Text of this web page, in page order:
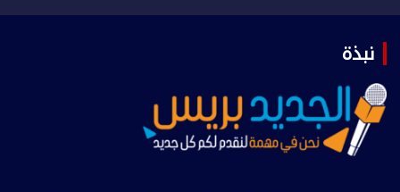
نبذة